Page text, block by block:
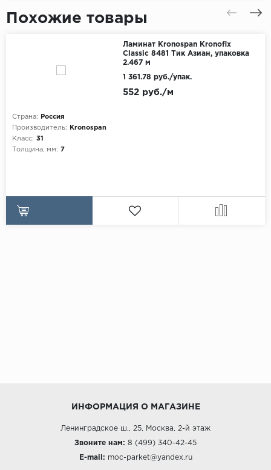
Похожие товары
Ламинат Kronospan Kronofix
Classic 8481 Тик Азиан, упаковка
2.467 м
Страна:
Россия
Производитель:
Kronospan
Класс: 31
Толщина, мм: 7
552 руб./м
1 361.78 руб./упак.
ИНФОРМАЦИЯ О МАГАЗИНЕ
Ленинградское ш., 25, Москва, 2-й этаж
Звоните нам: 8 (499) 340-42-45
E-mail: moc-parket@yandex.ru